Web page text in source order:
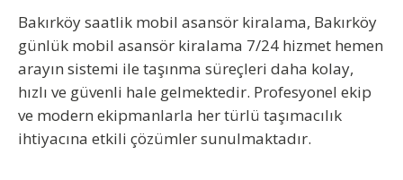
Bakırköy saatlik mobil asansör kiralama, Bakırköy
günlük mobil asansör kiralama 7/24 hizmet hemen
arayın sistemi ile taşınma süreçleri daha kolay,
hızlı ve güvenli hale gelmektedir. Profesyonel ekip
ve modern ekipmanlarla her türlü taşımacılık
ihtiyacına etkili çözümler sunulmaktadır.